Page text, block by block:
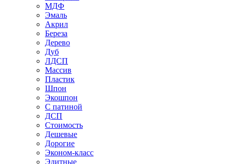
МДФ
Эмаль
Акрил
Береза
Дерево
Дуб
ЛДСП
Массив
Пластик
Шпон
Экошпон
С патиной
ДСП
Стоимость
Дешевые
Дорогие
Эконом-класс
Элитные